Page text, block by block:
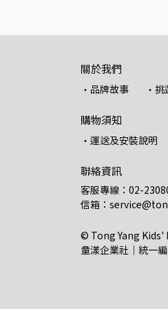
關於我們
・品牌故事 ・
購物須知
・運送及安裝說明
聯絡資訊
客服專線：02-
信箱：
© Tong Yang Kids'
童漾企業社｜統一